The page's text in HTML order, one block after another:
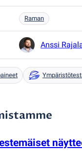
Raman
Anssi